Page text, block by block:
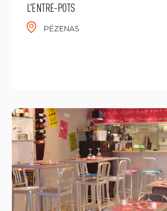
L'ENTRE-POTS
PÉZENAS